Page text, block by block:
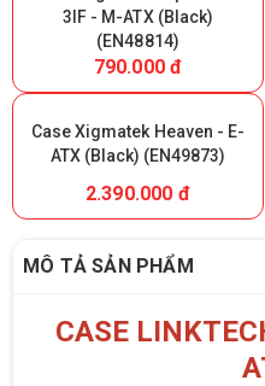
3IF - M-ATX (Black)
(EN48814)
790.000 đ
Case Xigmatek Heaven - E-
ATX (Black) (EN49873)
2.390.000 đ
MÔ TẢ SẢN PHẨM
CASE